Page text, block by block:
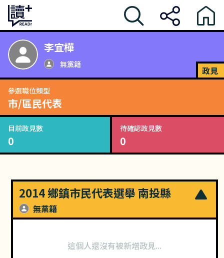
李宜樺
無黨籍
政見
參選職位類型
市/區民代表
目前政見數
0
待確認政見數
0
2014 鄉鎮市民代表選舉 南投縣
無黨籍
這個人還沒有被新增政見...